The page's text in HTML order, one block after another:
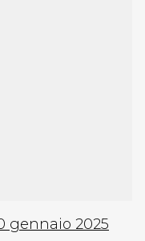
gennaio 2025